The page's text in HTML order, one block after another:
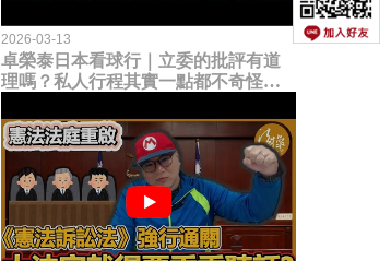
2026-03-13
卓榮泰日本看球行｜立委的批評有道
理嗎？私人行程其實一點都不奇怪？